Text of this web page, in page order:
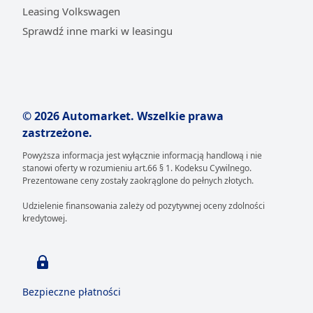
● Suzuki Swift– dynamiczny i zwinny samochód
miejski, który zamienia każdą codzienną trasę w
kochają energię miasta i cenią sobie styl
połączony z praktycznością;
● Suzuki Swace– eleganckie i niezwykle
funkcjonalne kombi, które oferuje imponującą
podróżowania. To idealne połączenie
samochodu rodzinnego i biznesowego, które
napędem hybrydowym. Swace udowadnia, że
Jakie są zalety leasingu nowych
Leasing Volkswagen
Sprawdź inne marki w leasingu
© 2026 Automarket. Wszelkie prawa
zastrzeżone.
Powyższa informacja jest wyłącznie informacją handlową i nie
stanowi oferty w rozumieniu art.66 § 1. Kodeksu Cywilnego.
Prezentowane ceny zostały zaokrąglone do pełnych złotych.
Udzielenie finansowania zależy od pozytywnej oceny zdolności
kredytowej.
Bezpieczne płatności